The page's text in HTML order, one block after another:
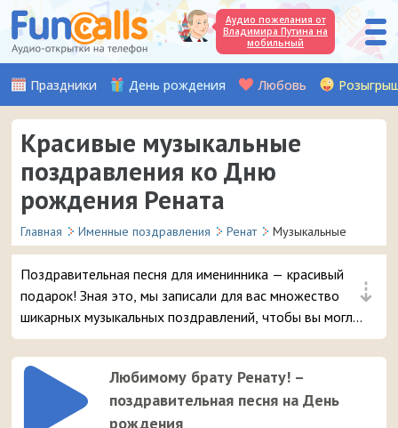
Аудио пожелания от
Владимира Путина на
мобильный
Праздники День рождения Любовь
Красивые музыкальные
поздравления ко Дню
рождения Рената
Главная Именные поздравления Ренат Музыкальные
⇣
Поздравительная песня для именинника — красивый
подарок! Зная это, мы записали для вас множество
шикарных музыкальных поздравлений, чтобы вы могли
удивить и порадовать вашего друга или знакомого с
именем Ренат в день его рождения.
Любимому брату Ренату! –
поздравительная песня на День
рождения